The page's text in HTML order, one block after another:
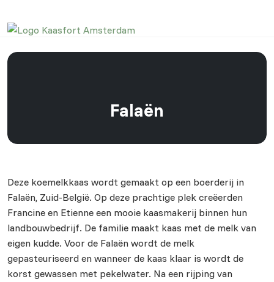
Falaën
Deze koemelkkaas wordt gemaakt op een boerderij in
Falaën, Zuid-België. Op deze prachtige plek creëerden
Francine en Etienne een mooie kaasmakerij binnen hun
landbouwbedrijf. De familie maakt kaas met de melk van
eigen kudde. Voor de Falaën wordt de melk
gepasteuriseerd en wanneer de kaas klaar is wordt de
korst gewassen met pekelwater. Na een rijping van